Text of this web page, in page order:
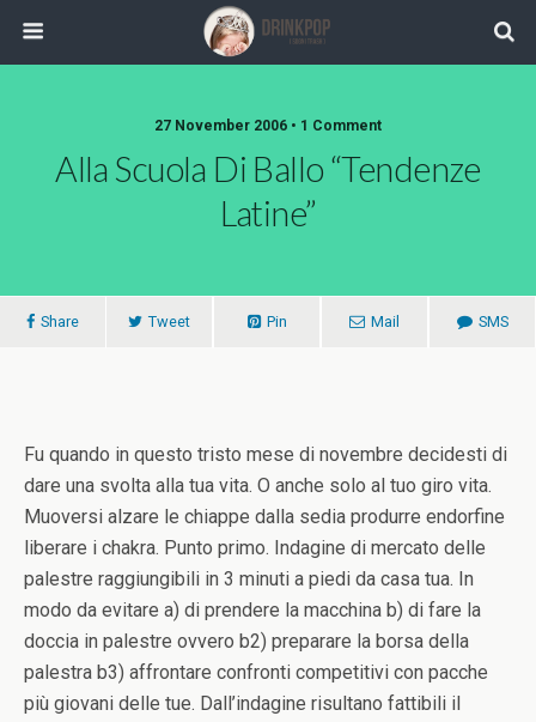
27 November 2006 • 1 Comment
Alla Scuola Di Ballo “Tendenze
Latine”
Share Tweet Pin Mail SMS
Fu quando in questo tristo mese di novembre decidesti di
dare una svolta alla tua vita. O anche solo al tuo giro vita.
Muoversi alzare le chiappe dalla sedia produrre endorfine
liberare i chakra. Punto primo. Indagine di mercato delle
palestre raggiungibili in 3 minuti a piedi da casa tua. In
modo da evitare a) di prendere la macchina b) di fare la
doccia in palestre ovvero b2) preparare la borsa della
palestra b3) affrontare confronti competitivi con pacche
più giovani delle tue. Dall’indagine risultano fattibili il